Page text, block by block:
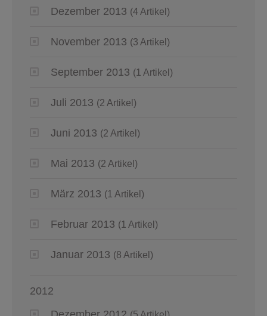
Dezember 2013 (4 Artikel)
November 2013 (3 Artikel)
September 2013 (1 Artikel)
Juli 2013 (2 Artikel)
Juni 2013 (2 Artikel)
Mai 2013 (2 Artikel)
März 2013 (1 Artikel)
Februar 2013 (1 Artikel)
Januar 2013 (8 Artikel)
2012